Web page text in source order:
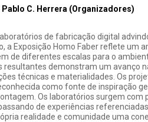
C. Herrera (Organizadores)
de fabricação digital
a Exposição Homo Faber reflete um
de diferentes escalas para o
demonstram um avanço
técnicas e materialidades. Os
como fonte de inspiração
Os laboratórios surgem com
de experiências
realidade e comunidade uma